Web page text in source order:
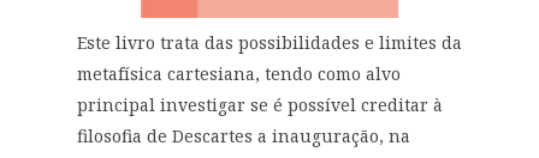
Este livro trata das possibilidades e limites da
metafísica cartesiana, tendo como alvo
principal investigar se é possível creditar à
filosofia de Descartes a inauguração, na